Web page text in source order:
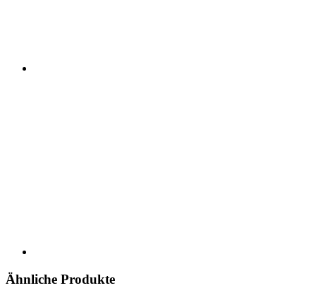
Ähnliche Produkte